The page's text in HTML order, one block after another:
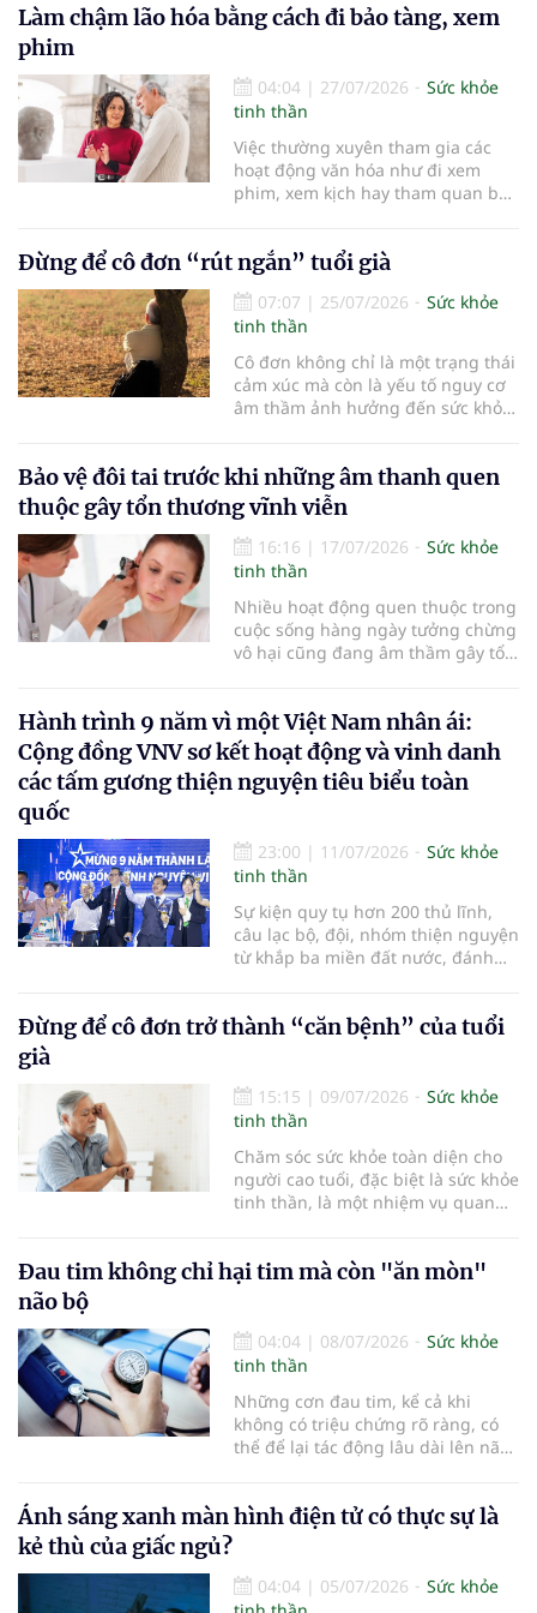
cấp cứu kịp thời. Mỗi phút trôi qua
thể phục hồi. Vì vậy, việc rút ngắn
thời gian cấp cứu, tái thông mạch
ý nghĩa quyết định đến khả năng
sống còn cũng như chất lượng
cuộc sống sau điều trị.
Làm chậm lão hóa bằng cách đi bảo tàng, xem
phim
04:04 | 27/07/2026
Sức khỏe
tinh thần
Việc thường xuyên tham gia các
hoạt động văn hóa như đi xem
phim, xem kịch hay tham quan bảo
cải thiện sức khỏe tinh thần và
người cao tuổi…
Đừng để cô đơn “rút ngắn” tuổi già
07:07 | 25/07/2026
Sức khỏe
tinh thần
Cô đơn không chỉ là một trạng thái
cảm xúc mà còn là yếu tố nguy cơ
âm thầm ảnh hưởng đến sức khỏe
hay kiểm soát bệnh mạn tính; duy
trì sự gắn kết với gia đình và cộng
đồng cũng là một “liều thuốc”
quan trọng giúp sống thọ.
Bảo vệ đôi tai trước khi những âm thanh quen
thuộc gây tổn thương vĩnh viễn
16:16 | 17/07/2026
Sức khỏe
tinh thần
Nhiều hoạt động quen thuộc trong
cuộc sống hàng ngày tưởng chừng
vô hại cũng đang âm thầm gây tổn
trì khả năng nghe trong nhiều
thập kỷ sau này…
Hành trình 9 năm vì một Việt Nam nhân ái:
Cộng đồng VNV sơ kết hoạt động và vinh danh
các tấm gương thiện nguyện tiêu biểu toàn
quốc
23:00 | 11/07/2026
Sức khỏe
tinh thần
Sự kiện quy tụ hơn 200 thủ lĩnh,
câu lạc bộ, đội, nhóm thiện nguyện
từ khắp ba miền đất nước, đánh
thức ra mắt Mạng lưới Hội viên
Đừng để cô đơn trở thành “căn bệnh” của tuổi
già
15:15 | 09/07/2026
Sức khỏe
tinh thần
Chăm sóc sức khỏe toàn diện cho
người cao tuổi, đặc biệt là sức khỏe
tinh thần, là một nhiệm vụ quan
một tinh thần tích cực sẽ giúp
tính và gắn kết hơn với gia đình,
cộng đồng.
Đau tim không chỉ hại tim mà còn "ăn mòn"
não bộ
04:04 | 08/07/2026
Sức khỏe
tinh thần
Những cơn đau tim, kể cả khi
không có triệu chứng rõ ràng, có
thể để lại tác động lâu dài lên não
Ánh sáng xanh màn hình điện tử có thực sự là
kẻ thù của giấc ngủ?
04:04 | 05/07/2026
Sức khỏe